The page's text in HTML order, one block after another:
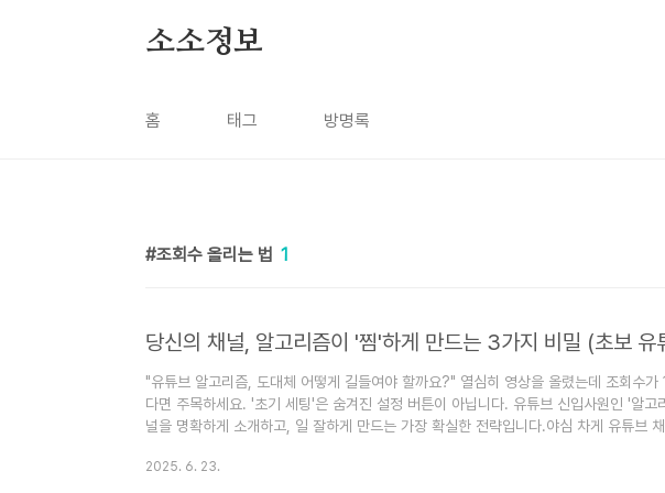
소소정보
홈 태그 방명록
조회수 올리는 법 1
당신의 채널, 알고리즘이 '찜'하게 만드는 3가지 비밀 (초보 유
"유튜브 알고리즘, 도대체 어떻게 길들여야 할까요?" 열심히 영상을 올렸는데 조회수가
다면 주목하세요. '초기 세팅'은 숨겨진 설정 버튼이 아닙니다. 유튜브 신입사원인 '알고
널을 명확하게 소개하고, 일 잘하게 만드는 가장 확실한 전략입니다.야심 차게 유튜브 채
막막함. 다들 경험해보셨죠? 😅 저도 그랬습니다. "알고리즘의 간택을 받아야 한다"는데
2025. 6. 23.